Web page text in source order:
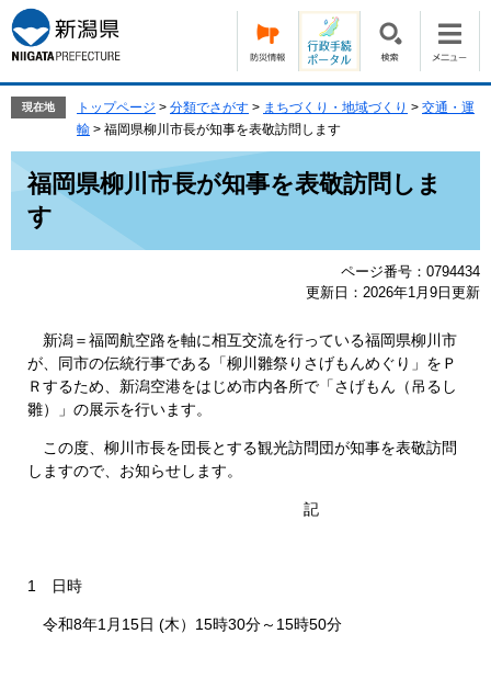
ー
ジ
の
で
す。
ニ
ュ
ー
ば
現在地 トップページ > 分類でさがす > まちづくり・地域づくり > 交通・運
輸 > 福岡県柳川市長が知事を表敬訪問します
福岡県柳川市長が知事を表敬訪問しま
す
ページ番号：0794434
更新日：2026年1月9日更新
新潟＝福岡航空路を軸に相互交流を行っている福岡県柳川市
が、同市の伝統行事である「柳川雛祭りさげもんめぐり」をＰ
Ｒするため、新潟空港をはじめ市内各所で「さげもん（吊るし
雛）」の展示を行います。
この度、柳川市長を団長とする観光訪問団が知事を表敬訪問
しますので、お知らせします。
記
1 日時
令和8年1月15日 (木）15時30分～15時50分